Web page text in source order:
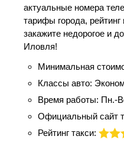
актуальные номера
тарифы города,
закажите недорогое и
Иловля!
Минимальная
Классы авто:
Время работы: Пн.-
Официальный сайт
Рейтинг такси: